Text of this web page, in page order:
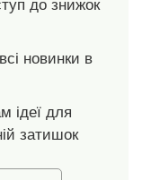
до знижок
новинки в
ідеї для
затишок